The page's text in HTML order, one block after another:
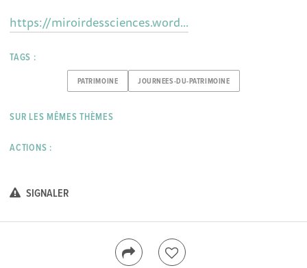
https://miroirdessciences.word...
TAGS :
PATRIMOINE JOURNEES-DU-PATRIMOINE
SUR LES MÊMES THÈMES
ACTIONS :
SIGNALER